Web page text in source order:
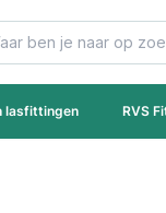
lasfittingen RVS